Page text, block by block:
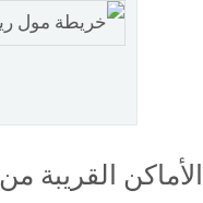
الأماكن القريبة من Regency Mall October Gardens